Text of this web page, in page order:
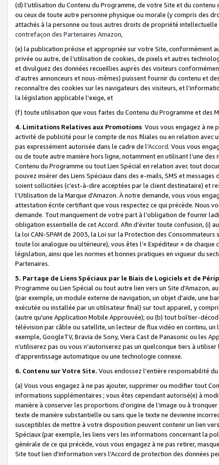
(d) l’utilisation du Contenu du Programme, de votre Site et du
ou ceux de toute autre personne physique ou morale (y compris des
attachés à la personne ou tous autres droits de propriété
contrefaçon des Partenaires Amazon,
(e) la publication précise et appropriée sur votre Site, conformément
privée ou autre, de l’utilisation de cookies, de pixels et autres
et divulguez des données recueillies auprès des visiteurs
d’autres annonceurs et nous-mêmes) puissent fournir du contenu et
reconnaître des cookies sur les navigateurs des visiteurs, et
la législation applicable l'exige, et
(f) toute utilisation que vous faites du Contenu du Programme et des
4. Limitations Relatives aux Promotions Vous vous engagez à ne
activité de publicité pour le compte de nos filiales ou en relation avec
pas expressément autorisée dans le cadre de l’Accord. Vous vous
ou de toute autre manière hors ligne, notamment en utilisant l’une
Contenu du Programme ou tout Lien Spécial en relation avec tout
pouvez insérer des Liens Spéciaux dans des e-mails, SMS et
soient sollicitées (c’est-à-dire acceptées par le client destinataire) et
l’Utilisation de la Marque d’Amazon. À notre demande, vous vous
attestation écrite certifiant que vous respectez ce qui précède. Nous
demande. Tout manquement de votre part à l’obligation de fournir
obligation essentielle de cet Accord. Afin d’éviter toute confusion, (i)
la loi CAN-SPAM de 2003, la Loi sur la Protection des
toute loi analogue ou ultérieure), vous êtes l’« Expéditeur » de
législation, ainsi que les normes et bonnes pratiques en vigueur du
Partenaires.
5. Partage de Liens Spéciaux par le Biais de Logiciels et de
Programme ou Lien Spécial ou tout autre lien vers un Site d'Amazon,
(par exemple, un module externe de navigation, un objet d'aide, une
exécutée ou installée par un utilisateur final) sur tout appareil, y
(autre qu'une Application Mobile Approuvée); ou (b) tout boîtier-
télévision par câble ou satellite, un lecteur de flux vidéo en continu,
exemple, GoogleTV, Bravia de Sony, Viera Cast de Panasonic ou les
n’utiliserez pas ou vous n’autoriserez pas un quelconque tiers à
d'apprentissage automatique ou une technologie connexe.
6. Contenu sur Votre Site. Vous endossez l'entière responsabilité
(a) Vous vous engagez à ne pas ajouter, supprimer ou modifier tout
informations supplémentaires ; vous êtes cependant autorisé(e) à
manière à conserver les proportions d’origine de l’image ou à
texte de manière substantielle ou sans que le texte ne devienne
susceptibles de mettre à votre disposition peuvent contenir un lien
Spéciaux (par exemple, les liens vers les informations concernant la
générale de ce qui précède, vous vous engagez à ne pas retirer,
Site tout lien d'information vers l'Accord de protection des données